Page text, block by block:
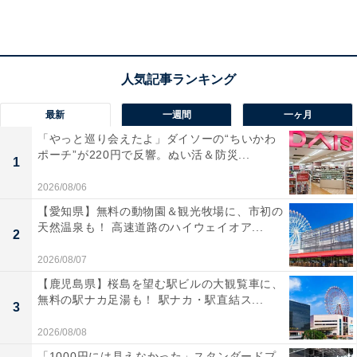
この商品のおすすめポイントは？
サウンド
を響かせる、Boseの第2世代スピーカーです。
優れた防水・防塵設計に加え、水に浮くタフな仕様のた
め、アウトドアやバスタイムでも安心して上質な音楽を
楽しめます！
最長12時間の連続再生が可能で、置き方に合わせて音質
を自動で最適化するスマートな機能も搭載。場所を選ば
ずお気に入りのプレイリストを高音質で浴びる、贅沢な
日常が手に入りますよ。
Bose「SoundLink Flex Portable Speaker LE (第2世
最新 一週間 一ヶ月
1
「やっと巡り会えたよ」ダイソーの“ちいかわ
ポーチ”が220円で反響。ぬい活＆防災...
2026/08/06
2
【愛知県】無料の動物園＆観光牧場に、市初の
天然温泉も！ 高速道路のハイウェイオア...
2026/08/07
3
【鹿児島県】桜島を望む駅ビルの大観覧車に、
無料の駅ナカ足湯も！ 駅ナカ・駅直結ス...
2026/08/08